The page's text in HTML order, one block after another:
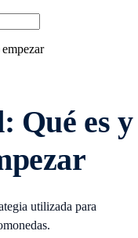
Qué es y
utilizada para